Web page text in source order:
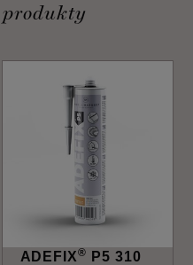
produkty
ADEFIX®
P5 310